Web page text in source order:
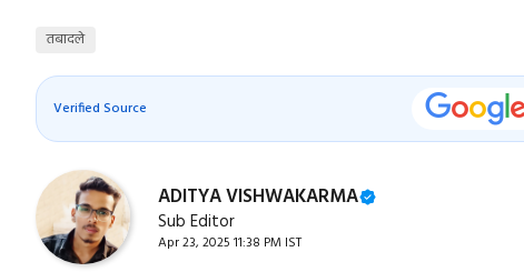
तबादले
Verified Source
ADITYA VISHWAKARMA
Sub Editor
Apr 23, 2025 11:38 PM IST